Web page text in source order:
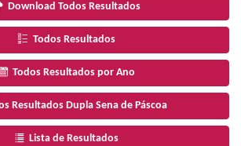
Download Todos Resultados
Todos Resultados
Todos Resultados por Ano
Resultados Dupla Sena de Páscoa
Lista de Resultados